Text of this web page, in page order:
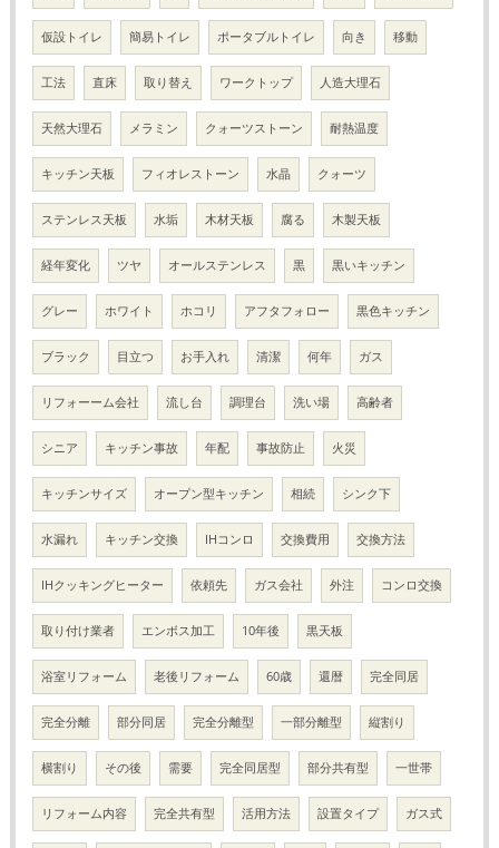
仮設トイレ 簡易トイレ ポータブルトイレ 向き 移動
工法 直床 取り替え ワークトップ 人造大理石
天然大理石 メラミン クォーツストーン 耐熱温度
キッチン天板 フィオレストーン 水晶 クォーツ
ステンレス天板 水垢 木材天板 腐る 木製天板
経年変化 ツヤ オールステンレス 黒 黒いキッチン
グレー ホワイト ホコリ アフタフォロー 黒色キッチン
ブラック 目立つ お手入れ 清潔 何年 ガス
リフォーーム会社 流し台 調理台 洗い場 高齢者
シニア キッチン事故 年配 事故防止 火災
キッチンサイズ オープン型キッチン 相続 シンク下
水漏れ キッチン交換 IHコンロ 交換費用 交換方法
IHクッキングヒーター 依頼先 ガス会社 外注 コンロ交換
取り付け業者 エンボス加工 10年後 黒天板
浴室リフォーム 老後リフォーム 60歳 還暦 完全同居
完全分離 部分同居 完全分離型 一部分離型 縦割り
横割り その後 需要 完全同居型 部分共有型 一世帯
リフォーム内容 完全共有型 活用方法 設置タイプ ガス式